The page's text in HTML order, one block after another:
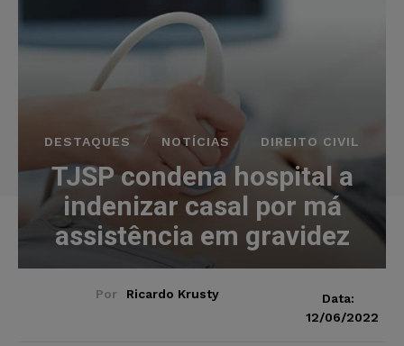
DESTAQUES NOTÍCIAS DIREITO CIVIL
TJSP condena hospital a
indenizar casal por má
assistência em gravidez
Por Ricardo Krusty
Data:
12/06/2022